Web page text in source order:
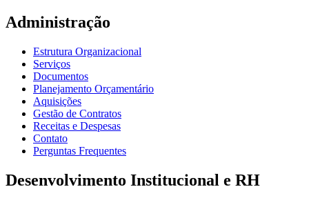
Administração
Estrutura Organizacional
Serviços
Documentos
Planejamento Orçamentário
Aquisições
Gestão de Contratos
Receitas e Despesas
Contato
Perguntas Frequentes
Desenvolvimento Institucional e RH